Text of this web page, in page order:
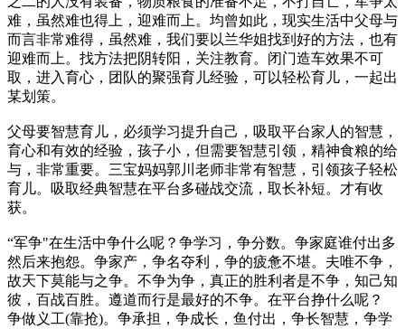
难，虽然难也得上，迎难而上。均曾如此，现实生活中父母与
而言非常难得，虽然难，我们要以兰华姐找到好的方法，也有
迎难而上。找方法把阴转阳，关注教育。闭门造车效果不可
取，进入育心，团队的聚强育儿经验，可以轻松育儿，一起出
某划策。
父母要智慧育儿，必须学习提升自己，吸取平台家人的智慧，
育心和有效的经验，孩子小，但需要智慧引领，精神食粮的给
与，非常重要。三宝妈妈郭川老师非常有智慧，引领孩子轻松
育儿。吸取经典智慧在平台多碰战交流，取长补短。才有收
获。
“军争"在生活中争什么呢？争学习，争分数。争家庭谁付出多
然后来抱怨。争家产，争名夺利，争的疲惫不堪。夫唯不争，
故天下莫能与之争。不争为争，真正的胜利者是不争，知己知
彼，百战百胜。遵道而行是最好的不争。在平台挣什么呢？
争做义工(靠抢)。争承担，争成长，鱼付出，争长智慧，争学